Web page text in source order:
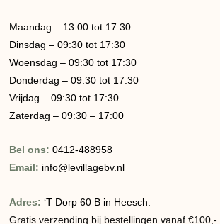
Maandag – 13:00 tot 17:30
Dinsdag – 09:30 tot 17:30
Woensdag – 09:30 tot 17:30
Donderdag – 09:30 tot 17:30
Vrijdag – 09:30 tot 17:30
Zaterdag – 09:30 – 17:00
Bel ons:0412-488958
Email: info@levillagebv.nl
Adres: ‘T Dorp 60 B in Heesch.
Gratis verzending bij bestellingen vanaf €100,-.